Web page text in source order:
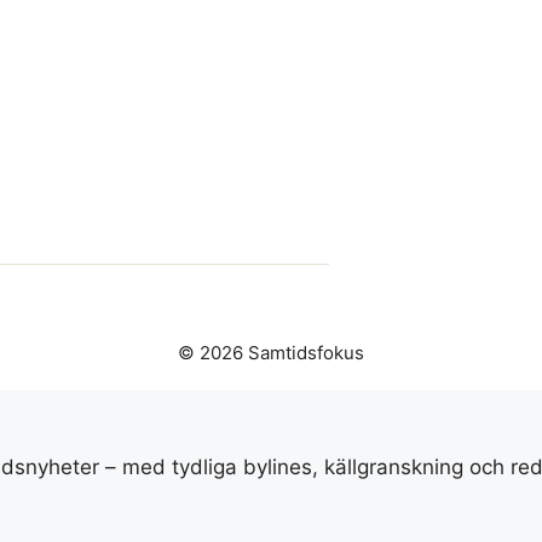
© 2026 Samtidsfokus
– med tydliga bylines, källgranskning och